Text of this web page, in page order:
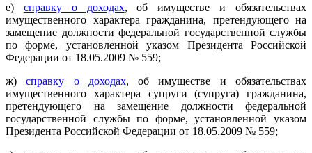
е) справку о доходах, об имуществе и обязательствах
имущественного характера гражданина, претендующего на
замещение должности федеральной государственной службы
по форме, установленной указом Президента Российской
Федерации от 18.05.2009 № 559;
ж)справку о доходах, об имуществе и обязательствах
имущественного характера супруги (супруга) гражданина,
претендующего на замещение должности федеральной
государственной службы по форме, установленной указом
Президента Российской Федерации от 18.05.2009 № 559;